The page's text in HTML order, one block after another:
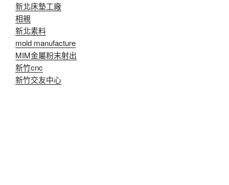
新北床墊工廠
相親
新北素料
mold manufacture
MIM金屬粉末射出
新竹cnc
新竹交友中心